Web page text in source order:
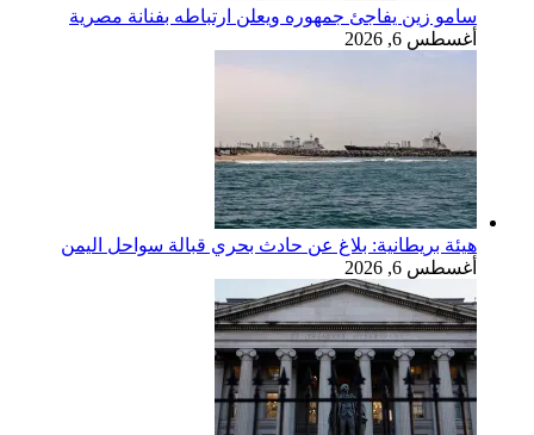
سامو زين يفاجئ جمهوره ويعلن ارتباطه بفنانة مصرية
أغسطس 6, 2026
هيئة بريطانية: بلاغ عن حادث بحري قبالة سواحل اليمن
أغسطس 6, 2026